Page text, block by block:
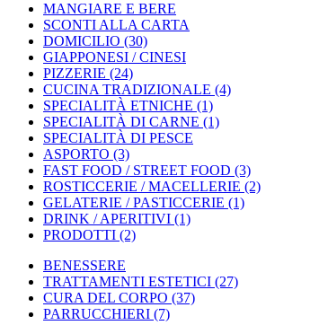
MANGIARE E BERE
SCONTI ALLA CARTA
DOMICILIO (30)
GIAPPONESI / CINESI
PIZZERIE (24)
CUCINA TRADIZIONALE (4)
SPECIALITÀ ETNICHE (1)
SPECIALITÀ DI CARNE (1)
SPECIALITÀ DI PESCE
ASPORTO (3)
FAST FOOD / STREET FOOD (3)
ROSTICCERIE / MACELLERIE (2)
GELATERIE / PASTICCERIE (1)
DRINK / APERITIVI (1)
PRODOTTI (2)
BENESSERE
TRATTAMENTI ESTETICI (27)
CURA DEL CORPO (37)
PARRUCCHIERI (7)